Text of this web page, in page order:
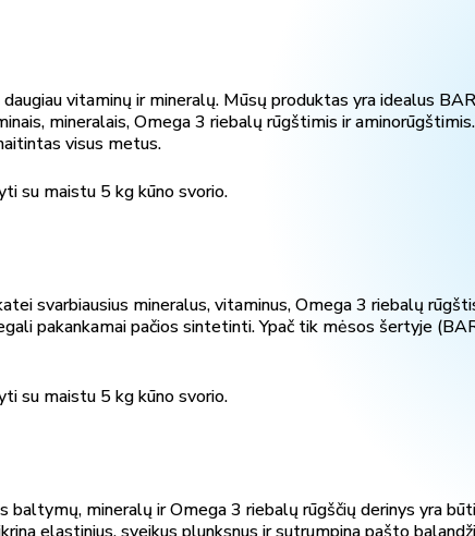
vitaminų ir mineralų. Mūsų produktas yra idealus
mineralais, Omega 3 riebalų rūgštimis ir
visus metus.
su maistu 5 kg kūno svorio.
svarbiausius mineralus, vitaminus, Omega 3 riebalų
pakankamai pačios sintetinti. Ypač tik mėsos šertyje
su maistu 5 kg kūno svorio.
baltymų, mineralų ir Omega 3 riebalų rūgščių derinys yra
elastinius, sveikus plunksnus ir sutrumpina pašto